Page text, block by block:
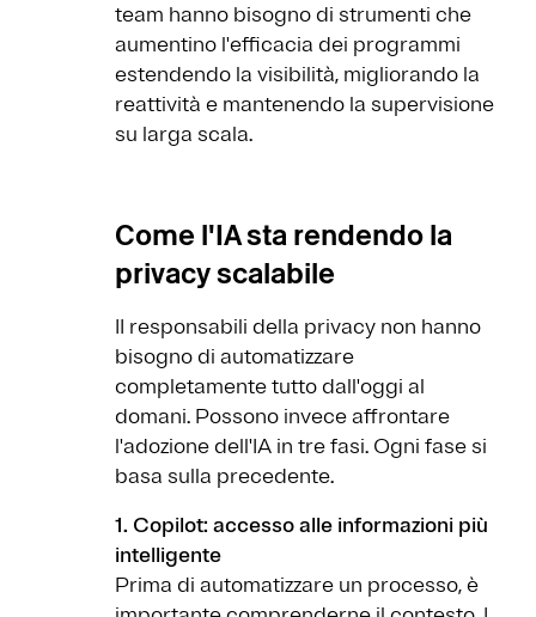
team hanno bisogno di strumenti che
aumentino l'efficacia dei programmi
estendendo la visibilità, migliorando la
reattività e mantenendo la supervisione
su larga scala.
Come l'IA sta rendendo la
privacy scalabile
II responsabili della privacy non hanno
bisogno di automatizzare
completamente tutto dall'oggi al
domani. Possono invece affrontare
l'adozione dell'IA in tre fasi. Ogni fase si
basa sulla precedente.
1. Copilot: accesso alle informazioni più
intelligente
Prima di automatizzare un processo, è